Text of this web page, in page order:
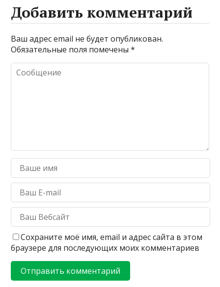
Добавить комментарий
Ваш адрес email не будет опубликован.
Обязательные поля помечены*
Сохраните моё имя, email и адрес сайта в этом
браузере для последующих моих комментариев